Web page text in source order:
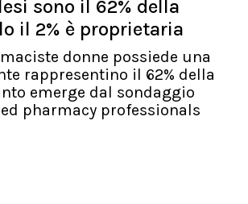
sono il 62% della
il 2% è proprietaria
donne possiede una
rappresentino il 62% della
emerge dal sondaggio
pharmacy professionals